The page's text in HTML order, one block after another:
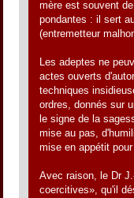
mère est souvent
pondantes : il sert
(entremetteur
Les adeptes ne
actes ouverts
techniques
ordres, donnés sur
le signe de la
mise au pas,
mise en appétit
Avec raison, le Dr
coercitives», qu'il